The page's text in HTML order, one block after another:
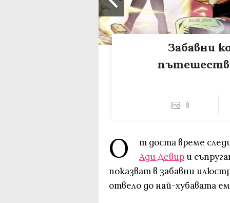
Забавни
8
О
т доста време
Ади Девир и
показват в забавни
отвело до най-хубавата